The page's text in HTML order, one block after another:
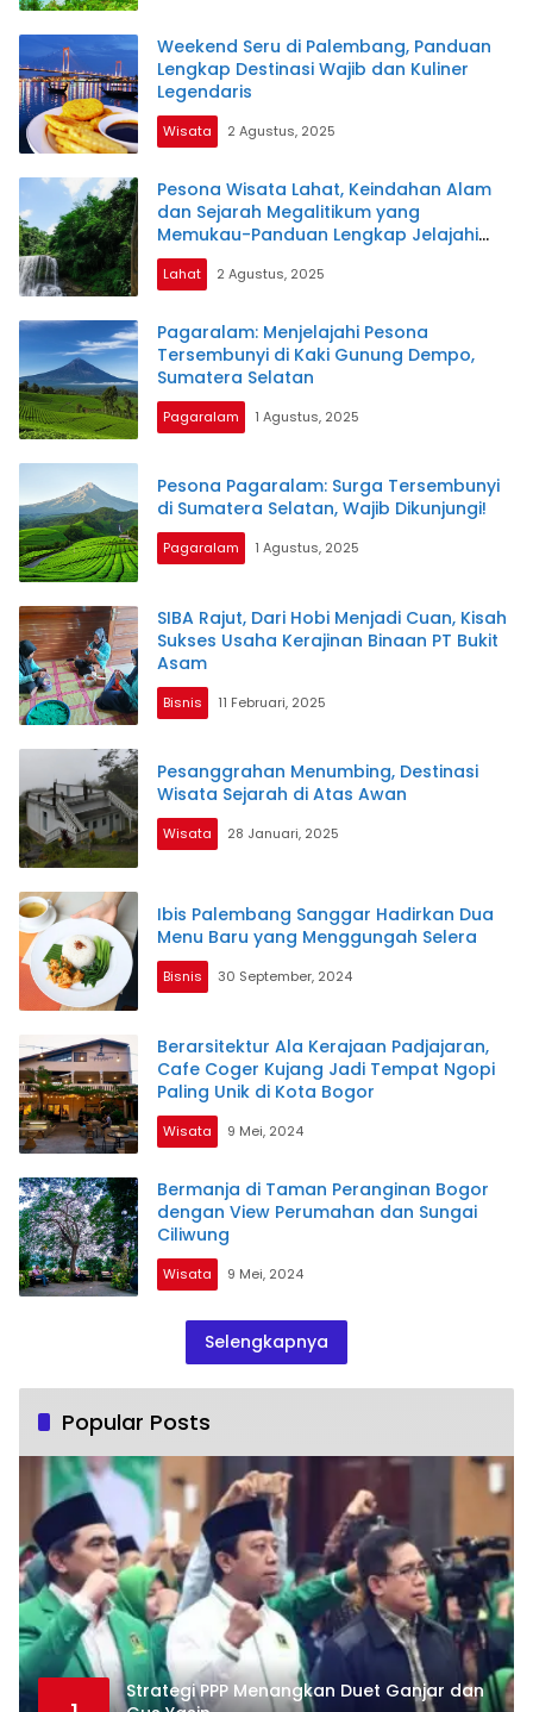
Weekend Seru di Palembang, Panduan
Lengkap Destinasi Wajib dan Kuliner
Legendaris
Wisata 2 Agustus, 2025
Pesona Wisata Lahat, Keindahan Alam
dan Sejarah Megalitikum yang
Memukau-Panduan Lengkap Jelajahi
Surga Tersembunyi Sumsel
Lahat 2 Agustus, 2025
Pagaralam: Menjelajahi Pesona
Tersembunyi di Kaki Gunung Dempo,
Sumatera Selatan
Pagaralam 1 Agustus, 2025
Pesona Pagaralam: Surga Tersembunyi
di Sumatera Selatan, Wajib Dikunjungi!
Pagaralam 1 Agustus, 2025
SIBA Rajut, Dari Hobi Menjadi Cuan, Kisah
Sukses Usaha Kerajinan Binaan PT Bukit
Asam
Bisnis 11 Februari, 2025
Pesanggrahan Menumbing, Destinasi
Wisata Sejarah di Atas Awan
Wisata 28 Januari, 2025
Ibis Palembang Sanggar Hadirkan Dua
Menu Baru yang Menggungah Selera
Bisnis 30 September, 2024
Berarsitektur Ala Kerajaan Padjajaran,
Cafe Coger Kujang Jadi Tempat Ngopi
Paling Unik di Kota Bogor
Wisata 9 Mei, 2024
Bermanja di Taman Peranginan Bogor
dengan View Perumahan dan Sungai
Ciliwung
Wisata 9 Mei, 2024
Selengkapnya
Popular Posts
Strategi PPP Menangkan Duet Ganjar dan